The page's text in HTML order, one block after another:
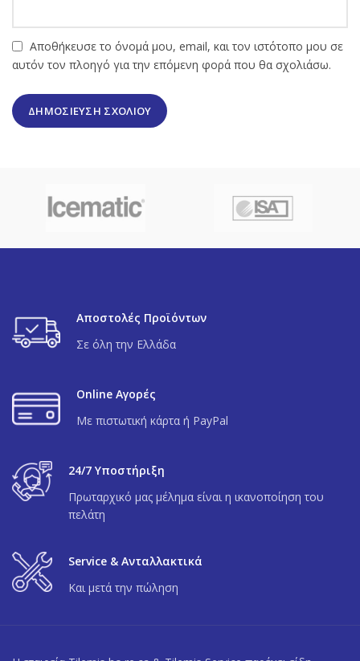
Αποθήκευσε το όνομά μου, email, και τον ιστότοπο μου σε
αυτόν τον πλοηγό για την επόμενη φορά που θα σχολιάσω.
Αποστολές Προϊόντων
Σε όλη την Ελλάδα
Online Αγορές
Με πιστωτική κάρτα ή PayPal
24/7 Υποστήριξη
Πρωταρχικό μας μέλημα είναι η ικανοποίηση του
πελάτη
Service & Ανταλλακτικά
Και μετά την πώληση